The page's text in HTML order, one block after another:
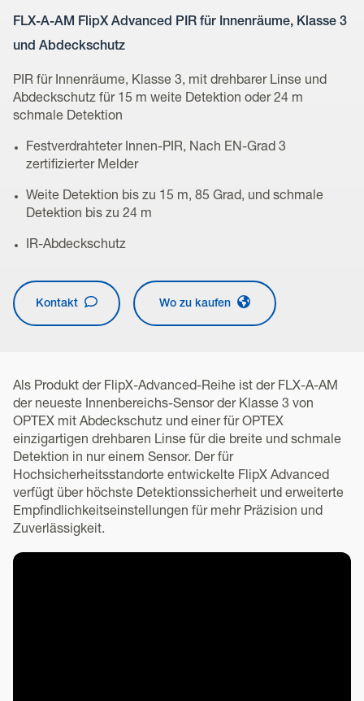
FLX-A-AM FlipX Advanced PIR für Innenräume, Klasse 3
und Abdeckschutz
PIR für Innenräume, Klasse 3, mit drehbarer Linse und
Abdeckschutz für 15 m weite Detektion oder 24 m
schmale Detektion
Festverdrahteter Innen-PIR, Nach EN-Grad 3
zertifizierter Melder
Weite Detektion bis zu 15 m, 85 Grad, und schmale
Detektion bis zu 24 m
IR-Abdeckschutz
Kontakt Wo zu kaufen
Als Produkt der FlipX-Advanced-Reihe ist der FLX-A-AM
der neueste Innenbereichs-Sensor der Klasse 3 von
OPTEX mit Abdeckschutz und einer für OPTEX
einzigartigen drehbaren Linse für die breite und schmale
Detektion in nur einem Sensor. Der für
Hochsicherheitsstandorte entwickelte FlipX Advanced
verfügt über höchste Detektionssicherheit und erweiterte
Empfindlichkeitseinstellungen für mehr Präzision und
Zuverlässigkeit.